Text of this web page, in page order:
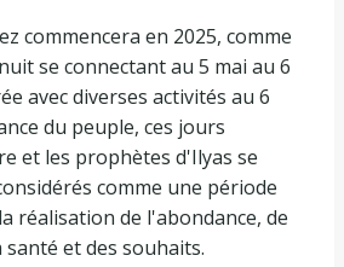
commencera en 2025, comme
se connectant au 5 mai au 6
avec diverses activités au 6
du peuple, ces jours
et les prophètes d'Ilyas se
comme une période
réalisation de l'abondance, de
santé et des souhaits.